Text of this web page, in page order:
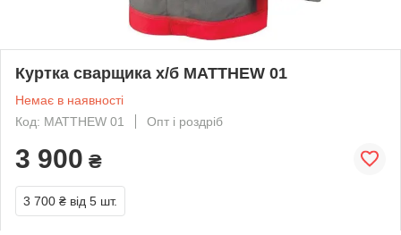
Куртка сварщика х/б MATTHEW 01
Немає в наявності
Код: MATTHEW 01
Опт і роздріб
3 900 ₴
3 700 ₴ від 5 шт.